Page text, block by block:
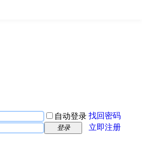
自动登录 找回密码
登录 立即注册